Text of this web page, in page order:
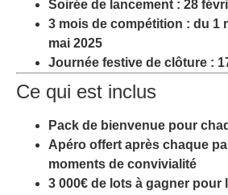
Soirée de lancement : 28
3 mois de compétition : du 1
mai 2025
Journée festive de clôture :
Ce qui est inclus
Pack de bienvenue pour
Apéro offert après chaque
moments de convivialité
3 000€ de lots à gagner pour